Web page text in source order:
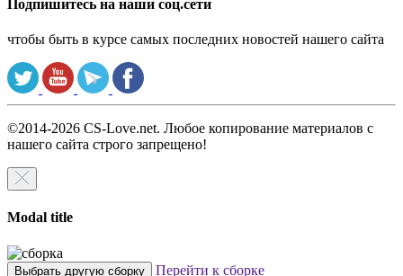
Подпишитесь на наши соц.сети
чтобы быть в курсе самых последних новостей нашего сайта
©2014-2026 CS-Love.net. Любое копирование материалов с
нашего сайта строго запрещено!
Modal title
Выбрать другую сборку Перейти к сборке